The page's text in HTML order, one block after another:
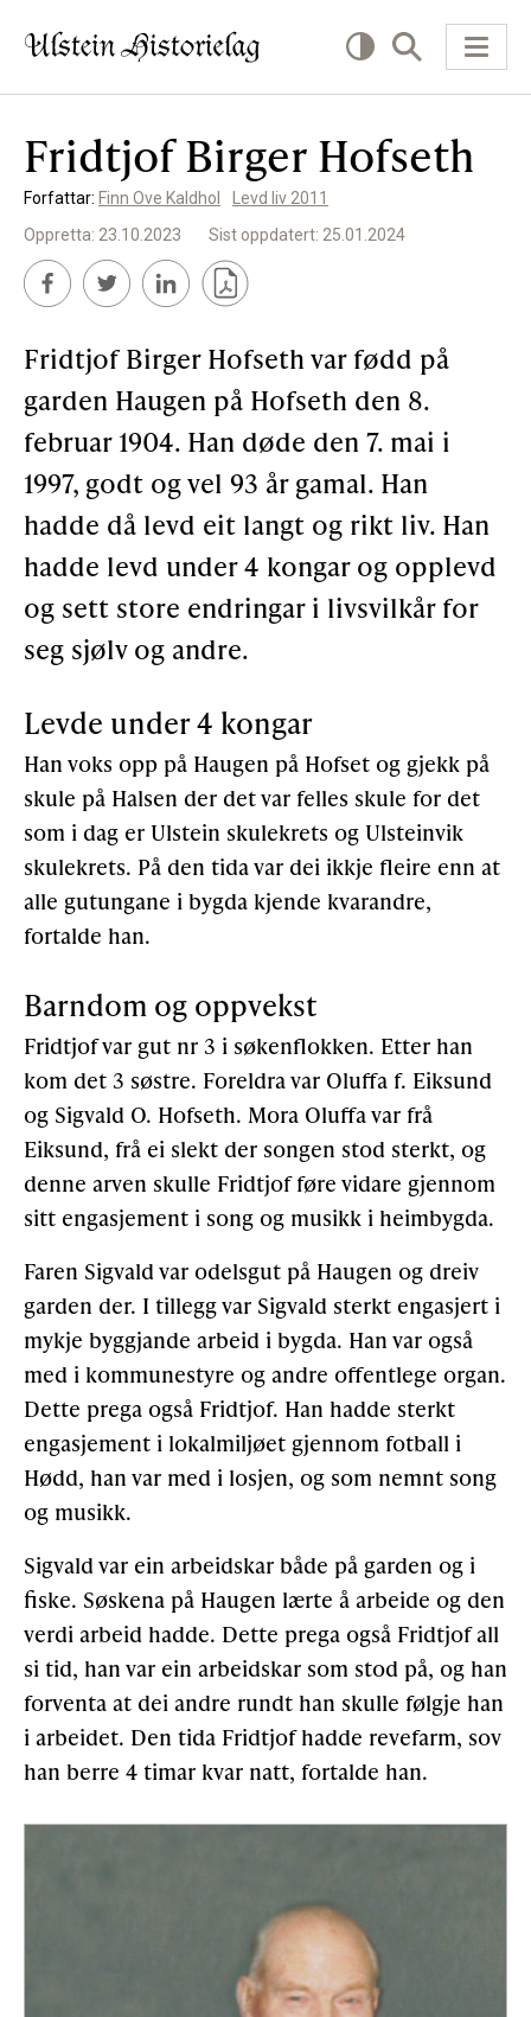
KVA VIL DU LESE OM?
Kultur
Næring
Personar
Bidra til lokalhistorie
Støtteannonsørar
OM ULSTEIN HISTORIELAG
Kontakt oss
Om oss
Levd liv
Podkast
BLI MEDLEM
Gløymt passord Allereie medlem?
Fridtjof Birger Hofseth
Forfattar: Finn Ove Kaldhol
Levd liv 2011
Oppretta: 23.10.2023
Sist oppdatert: 25.01.2024
Fridtjof Birger Hofseth var fødd på
garden Haugen på Hofseth den 8.
februar 1904. Han døde den 7. mai i
1997, godt og vel 93 år gamal. Han
hadde då levd eit langt og rikt liv. Han
hadde levd under 4 kongar og opplevd
og sett store endringar i livsvilkår for
seg sjølv og andre.
Levde under 4 kongar
Han voks opp på Haugen på Hofset og gjekk på
skule på Halsen der det var felles skule for det
som i dag er Ulstein skulekrets og Ulsteinvik
skulekrets. På den tida var dei ikkje fleire enn at
alle gutungane i bygda kjende kvarandre,
fortalde han.
Barndom og oppvekst
Fridtjof var gut nr 3 i søkenflokken. Etter han
kom det 3 søstre. Foreldra var Oluffa f. Eiksund
og Sigvald O. Hofseth. Mora Oluffa var frå
Eiksund, frå ei slekt der songen stod sterkt, og
denne arven skulle Fridtjof føre vidare gjennom
sitt engasjement i song og musikk i heimbygda.
Faren Sigvald var odelsgut på Haugen og dreiv
garden der. I tillegg var Sigvald sterkt engasjert i
mykje byggjande arbeid i bygda. Han var også
med i kommunestyre og andre offentlege organ.
Dette prega også Fridtjof. Han hadde sterkt
engasjement i lokalmiljøet gjennom fotball i
Hødd, han var med i losjen, og som nemnt song
og musikk.
Sigvald var ein arbeidskar både på garden og i
fiske. Søskena på Haugen lærte å arbeide og den
verdi arbeid hadde. Dette prega også Fridtjof all
si tid, han var ein arbeidskar som stod på, og han
forventa at dei andre rundt han skulle følgje han
i arbeidet. Den tida Fridtjof hadde revefarm, sov
han berre 4 timar kvar natt, fortalde han.